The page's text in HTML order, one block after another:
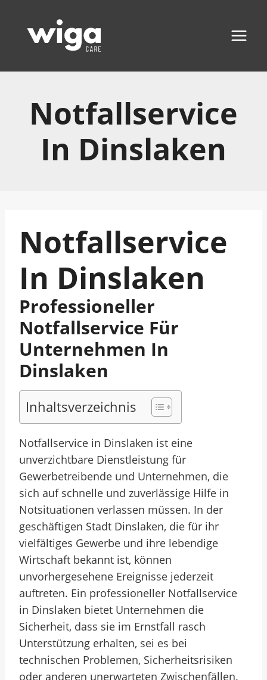
Inhalt
springen
Notfallservice
In Dinslaken
Notfallservice
In Dinslaken
Professioneller
Notfallservice Für
Unternehmen In
Dinslaken
Inhaltsverzeichnis
Notfallservice in Dinslaken ist eine
unverzichtbare Dienstleistung für
Gewerbetreibende und Unternehmen, die
sich auf schnelle und zuverlässige Hilfe in
Notsituationen verlassen müssen. In der
geschäftigen Stadt Dinslaken, die für ihr
vielfältiges Gewerbe und ihre lebendige
Wirtschaft bekannt ist, können
unvorhergesehene Ereignisse jederzeit
auftreten. Ein professioneller Notfallservice
in Dinslaken bietet Unternehmen die
Sicherheit, dass sie im Ernstfall rasch
Unterstützung erhalten, sei es bei
technischen Problemen, Sicherheitsrisiken
oder anderen unerwarteten Zwischenfällen.